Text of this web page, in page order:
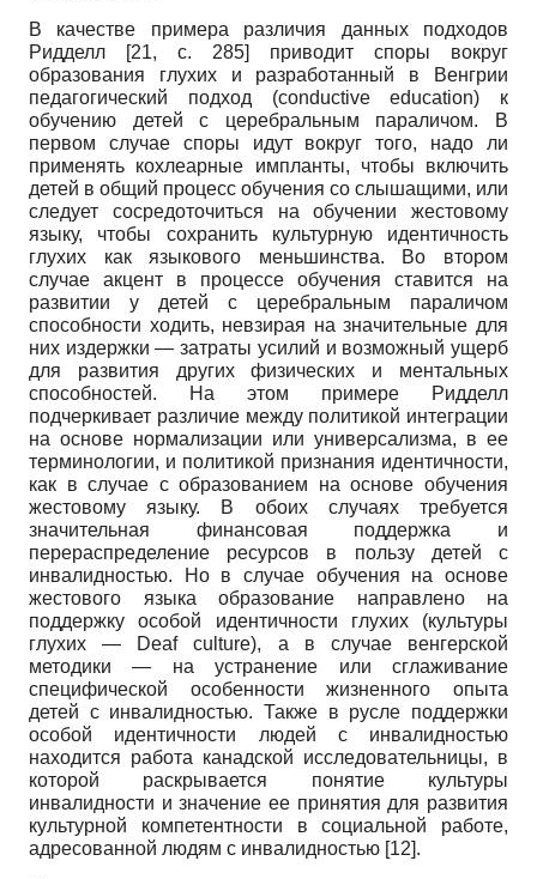
В качестве примера различия данных подходов
Ридделл
[21, с. 285]
приводит споры вокруг
образования глухих и разработанный в Венгрии
педагогический подход (conductive education) к
обучению детей с церебральным параличом. В
первом случае споры идут вокруг того, надо ли
применять кохлеарные импланты, чтобы включить
детей в общий процесс обучения со слышащими, или
следует сосредоточиться на обучении жестовому
языку, чтобы сохранить культурную идентичность
глухих как языкового меньшинства. Во втором
случае акцент в процессе обучения ставится на
развитии у детей с церебральным параличом
способности ходить, невзирая на значительные для
них издержки — затраты усилий и возможный ущерб
для развития других физических и ментальных
способностей. На этом примере Ридделл
подчеркивает различие между политикой интеграции
на основе нормализации или универсализма, в ее
терминологии, и политикой признания идентичности,
как в случае с образованием на основе обучения
жестовому языку. В обоих случаях требуется
значительная финансовая поддержка и
перераспределение ресурсов в пользу детей с
инвалидностью. Но в случае обучения на основе
жестового языка образование направлено на
поддержку особой идентичности глухих (культуры
глухих —
Deaf culture), а в случае венгерской
методики — на устранение или сглаживание
специфической особенности жизненного опыта
детей с инвалидностью. Также в русле поддержки
особой идентичности людей с инвалидностью
находится работа канадской исследовательницы, в
которой раскрывается понятие культуры
инвалидности и значение ее принятия для развития
культурной компетентности в социальной работе,
адресованной людям с инвалидностью [12].